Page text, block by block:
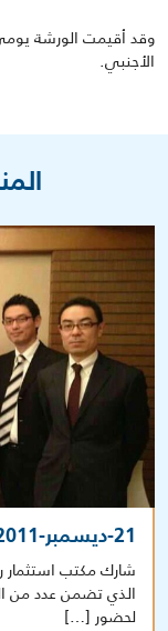
الأجنبي.
21-ديسمبر-2011
شارك مكتب استثمار
الذي تضمن عدد من
لحضور […]